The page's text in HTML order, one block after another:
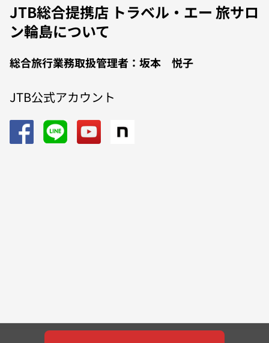
JTB総合提携店 トラベル・エー 旅サロ
ン輪島について
総合旅行業務取扱管理者：坂本 悦子
JTB公式アカウント